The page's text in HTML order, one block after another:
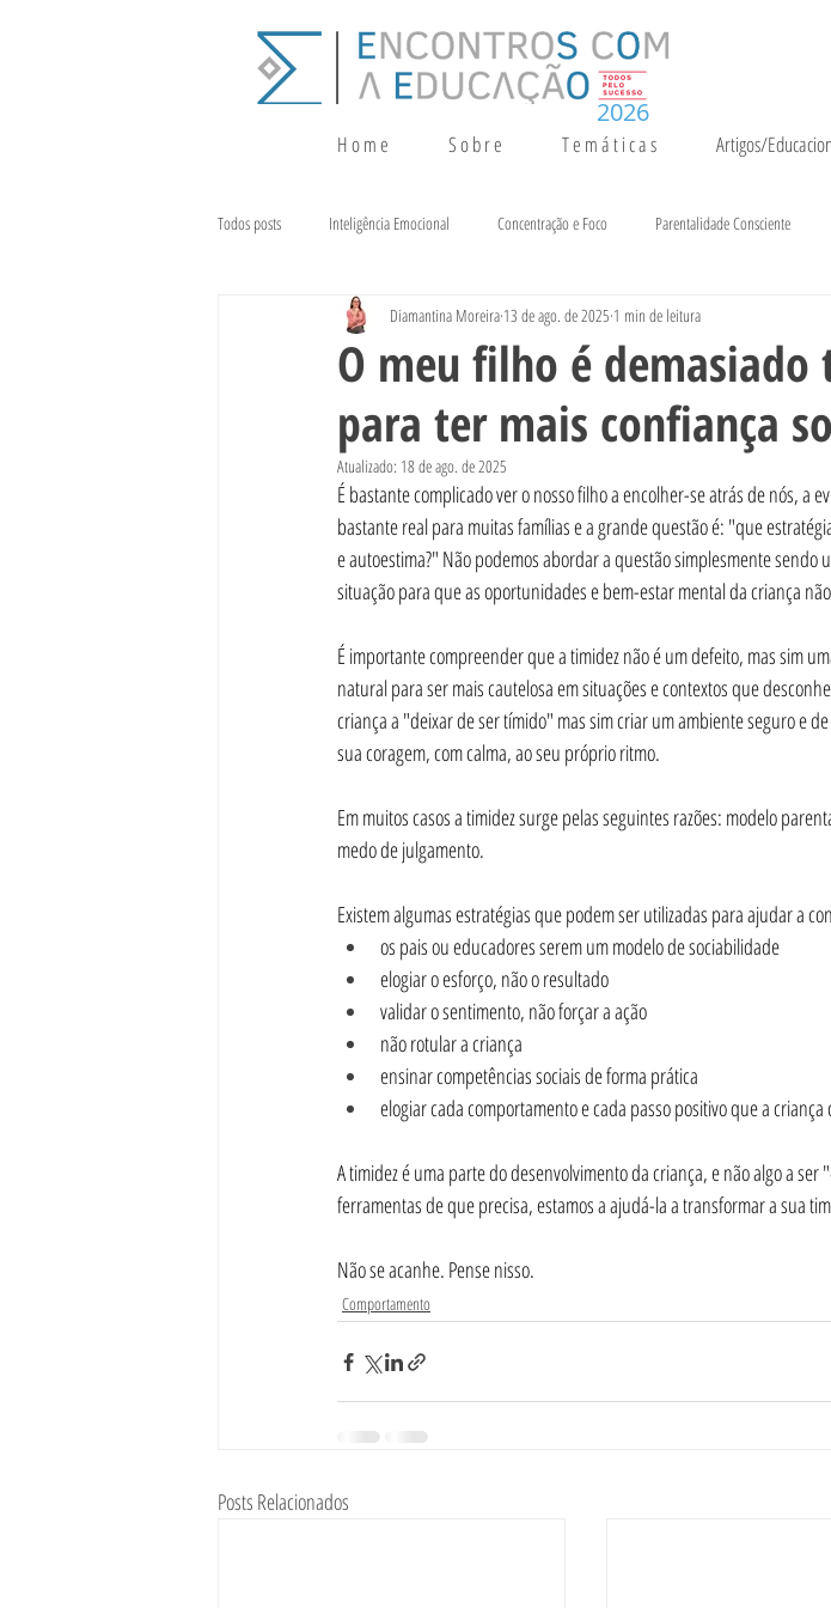
H o m e S o b r e T e m á t i c a s Artigos/
2026
Todos posts Inteligência Emocional Concentração e Foco Parentalidade Consciente
Terapia da Fala Alimentação e Crescimento
O meu filho é
para ter mais confiança
Diamantina Moreira 13 de ago. de 2025 1 min de leitura
Atualizado: 18 de ago. de 2025
É bastante complicado ver o nosso filho a encolher-se atrás de nós, a
bastante real para muitas famílias e a grande questão é: "que
e autoestima?" Não podemos abordar a questão simplesmente sendo
situação para que as oportunidades e bem-estar mental da criança
É importante compreender que a timidez não é um defeito, mas sim
natural para ser mais cautelosa em situações e contextos que
criança a "deixar de ser tímido" mas sim criar um ambiente seguro e
sua coragem, com calma, ao seu próprio ritmo.
Em muitos casos a timidez surge pelas seguintes razões: modelo
medo de julgamento.
Existem algumas estratégias que podem ser utilizadas para ajudar a
os pais ou educadores serem um modelo de sociabilidade
elogiar o esforço, não o resultado
validar o sentimento, não forçar a ação
não rotular a criança
ensinar competências sociais de forma prática
elogiar cada comportamento e cada passo positivo que a criança
A timidez é uma parte do desenvolvimento da criança, e não algo a
ferramentas de que precisa, estamos a ajudá-la a transformar a sua
Não se acanhe. Pense nisso.
Comportamento
Posts Relacionados